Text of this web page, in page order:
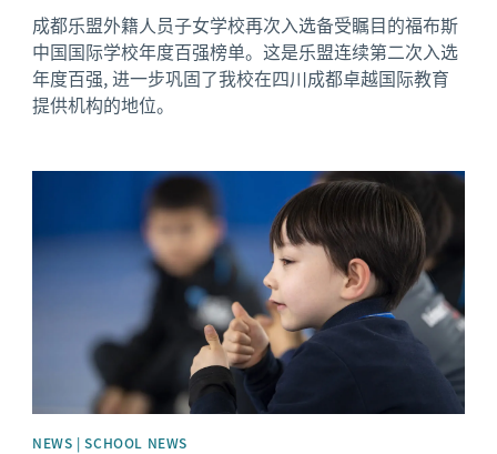
成都乐盟外籍人员子女学校再次入选备受瞩目的福布斯
中国国际学校年度百强榜单。这是乐盟连续第二次入选
年度百强, 进一步巩固了我校在四川成都卓越国际教育
提供机构的地位。
NEWS | SCHOOL NEWS